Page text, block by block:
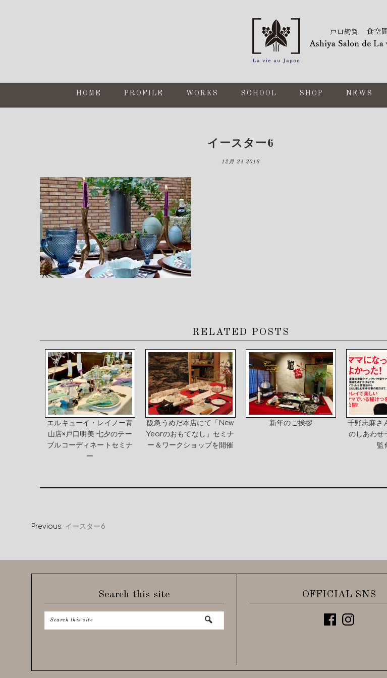
HOME PROFILE WORKS SCHOOL SHOP NEWS
イースター6
12月 24 2018
RELATED POSTS
エルキューイ・レイノー青
山店×戸口明美 七夕のテー
ブルコーディネートセミナ
ー
阪急うめだ本店にて「New
Yearのおもてなし」セミナ
ー＆ワークショップを開催
新年のご挨拶
千野志麻さ
のしあわせ
監
Previous: イースター6
Search this site OFFICIAL SNS